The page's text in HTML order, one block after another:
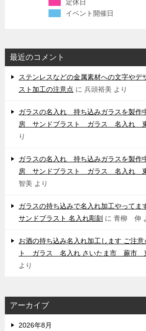
定休日
イベント開催日
最近のコメント
ステンレスなどの金属素材への文字やデ
スト加工の注意点 に 兵頭裕美 より
ガラスの名入れ 持ち込みガラスを製
房 サンドブラスト ガラス 名入れ
り
ガラスの名入れ 持ち込みガラスを製
房 サンドブラスト ガラス 名入れ
智美 より
ガラスの持ち込みで名入れ加工やって
サンドブラスト 名入れ彫刻 に 青柳 伸
お酒の持ち込み名入れ加工します ご注
ト ガラス 名入れ さいたま市 蕨市
より
アーカイブ
2026年8月